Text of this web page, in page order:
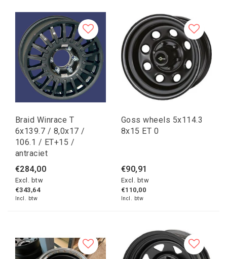
Braid Winrace T
6x139.7 / 8,0x17 /
106.1 / ET+15 /
antraciet
€284,00
Excl. btw
€343,64
Incl. btw
Goss wheels 5x114.3
8x15 ET 0
€90,91
Excl. btw
€110,00
Incl. btw